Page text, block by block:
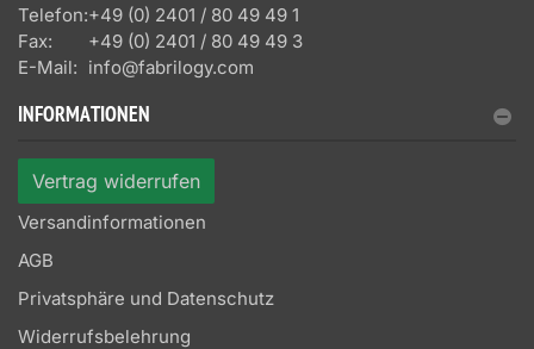
Telefon:+49 (0) 2401 / 80 49 49 1
Fax:
+49 (0) 2401 / 80 49 49 3
E-Mail: info@fabrilogy.com
INFORMATIONEN
Vertrag widerrufen
Versandinformationen
AGB
Privatsphäre und Datenschutz
Widerrufsbelehrung